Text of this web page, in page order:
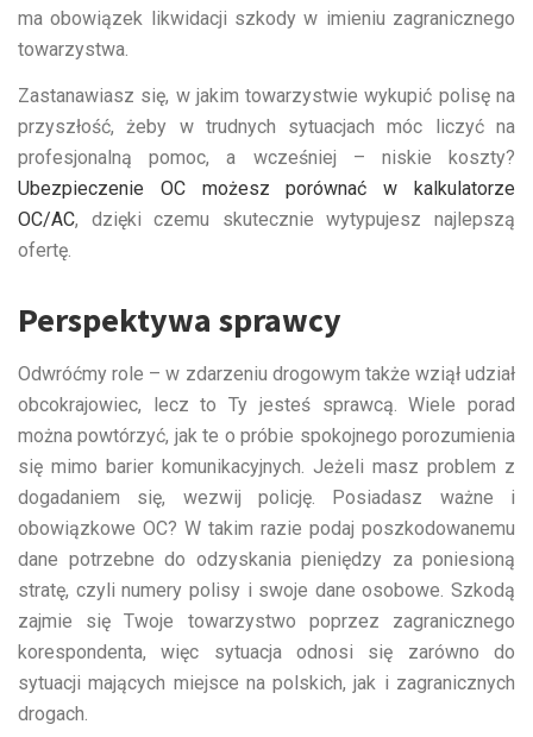
ma obowiązek likwidacji szkody w imieniu zagranicznego
towarzystwa.
Zastanawiasz się, w jakim towarzystwie wykupić polisę na
przyszłość, żeby w trudnych sytuacjach móc liczyć na
profesjonalną pomoc, a wcześniej – niskie koszty?
Ubezpieczenie OC możesz porównać w kalkulatorze
OC/AC, dzięki czemu skutecznie wytypujesz najlepszą
ofertę.
Perspektywa sprawcy
Odwróćmy role – w zdarzeniu drogowym także wziął udział
obcokrajowiec, lecz to Ty jesteś sprawcą. Wiele porad
można powtórzyć, jak te o próbie spokojnego porozumienia
się mimo barier komunikacyjnych. Jeżeli masz problem z
dogadaniem się, wezwij policję. Posiadasz ważne i
obowiązkowe OC? W takim razie podaj poszkodowanemu
dane potrzebne do odzyskania pieniędzy za poniesioną
stratę, czyli numery polisy i swoje dane osobowe. Szkodą
zajmie się Twoje towarzystwo poprzez zagranicznego
korespondenta, więc sytuacja odnosi się zarówno do
sytuacji mających miejsce na polskich, jak i zagranicznych
drogach.